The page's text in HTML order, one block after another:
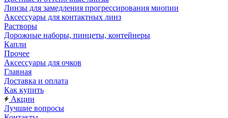
Линзы для замедления прогрессирования миопии
Аксессуары для контактных линз
Растворы
Дорожные наборы, пинцеты, контейнеры
Капли
Прочее
Аксессуары для очков
Главная
Доставка и оплата
Как купить
Акции
Лучшие вопросы